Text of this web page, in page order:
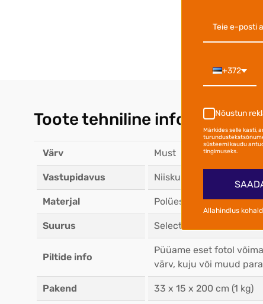
Toote tehniline info
Värv Must
Vastupidavus Niiskuskindel, UV-
Materjal Polüester, PA kattega
Suurus Select päikesvarjudele,
Piltide info
Püüame eset fotol
värv, kuju või muud
Pakend 33 x 15 x 200 cm (1 kg)
+372
Nõustun
Märkides selle kasti,
süsteemi kaudu
tingimuseks.
Allahindlus